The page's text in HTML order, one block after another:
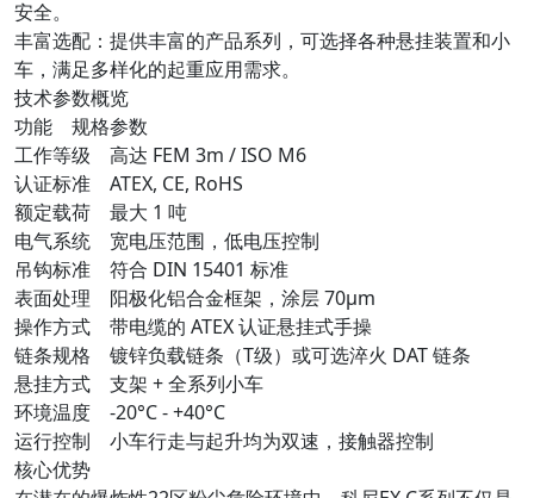
安全。
丰富选配：提供丰富的产品系列，可选择各种悬挂装置和小
车，满足多样化的起重应用需求。
技术参数概览
功能 规格参数
工作等级 高达 FEM 3m / ISO M6
认证标准 ATEX, CE, RoHS
额定载荷 最大 1 吨
电气系统 宽电压范围，低电压控制
吊钩标准 符合 DIN 15401 标准
表面处理 阳极化铝合金框架，涂层 70μm
操作方式 带电缆的 ATEX 认证悬挂式手操
链条规格 镀锌负载链条（T级）或可选淬火 DAT 链条
悬挂方式 支架 + 全系列小车
环境温度 -20°C - +40°C
运行控制 小车行走与起升均为双速，接触器控制
核心优势